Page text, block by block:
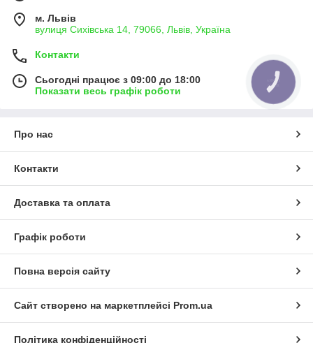
м. Львів
вулиця Сихівська 14, 79066, Львів, Україна
Контакти
Сьогодні працює з 09:00 до 18:00
Показати весь графік роботи
Про нас
Контакти
Доставка та оплата
Графік роботи
Повна версія сайту
Сайт створено на маркетплейсі Prom.ua
Політика конфіденційності
КНОПКА
ЗВ'ЯЗКУ